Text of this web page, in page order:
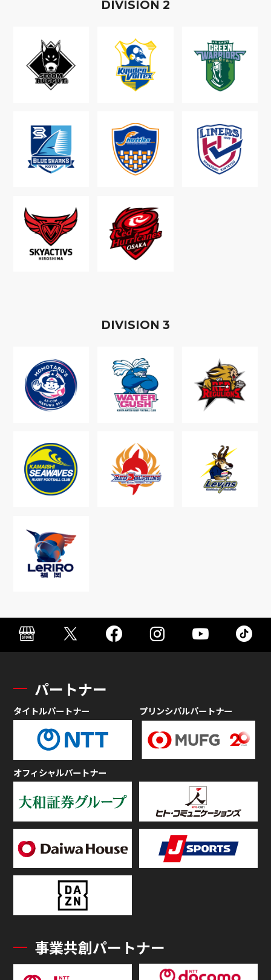
DIVISION 2
DIVISION 3
パートナー
タイトルパートナー プリンシパルパートナー
オフィシャルパートナー
事業共創パートナー